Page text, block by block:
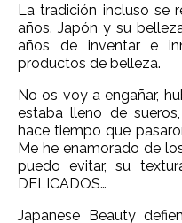
La tradición incluso se
años. Japón y su
años de inventar e
productos de belleza.
No os voy a engañar,
estaba lleno de
hace tiempo que
Me he enamorado de
puedo evitar, su
DELICADOS…
Japanese Beauty